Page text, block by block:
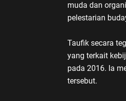
muda dan
pelestarian
Taufik secara
yang terkait
pada 2016. Ia
tersebut.